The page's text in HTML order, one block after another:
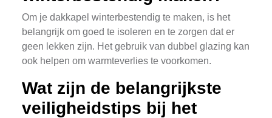
Om je dakkapel winterbestendig te maken, is het
belangrijk om goed te isoleren en te zorgen dat er
geen lekken zijn. Het gebruik van dubbel glazing kan
ook helpen om warmteverlies te voorkomen.
Wat zijn de belangrijkste
veiligheidstips bij het